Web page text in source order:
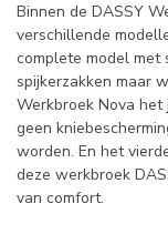
Binnen de DASSY
verschillende
complete model met
spijkerzakken maar
Werkbroek Nova
geen
worden. En het
deze werkbroek
van comfort.